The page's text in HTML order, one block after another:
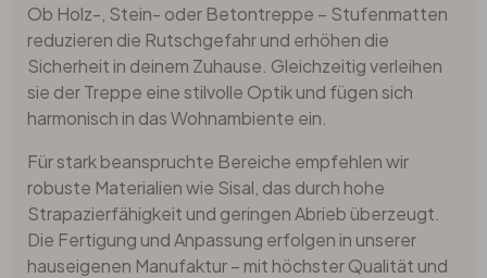
Ob Holz-, Stein- oder Betontreppe – Stufenmatten
reduzieren die Rutschgefahr und erhöhen die
Sicherheit in deinem Zuhause. Gleichzeitig verleihen
sie der Treppe eine stilvolle Optik und fügen sich
harmonisch in das Wohnambiente ein.
Für stark beanspruchte Bereiche empfehlen wir
robuste Materialien wie Sisal, das durch hohe
Strapazierfähigkeit und geringen Abrieb überzeugt.
Die Fertigung und Anpassung erfolgen in unserer
hauseigenen Manufaktur – mit höchster Qualität und